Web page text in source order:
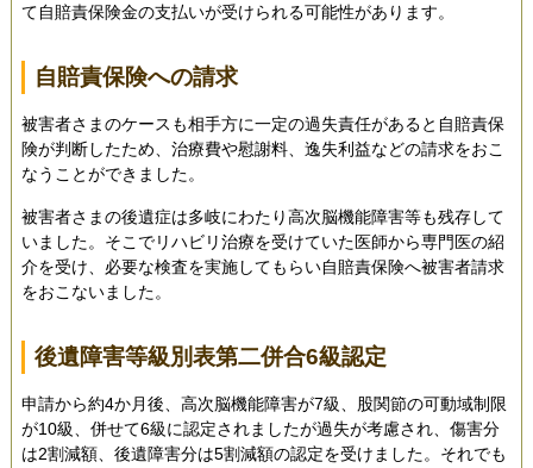
て自賠責保険金の支払いが受けられる可能性があります。
自賠責保険への請求
被害者さまのケースも相手方に一定の過失責任があると自賠責保
険が判断したため、治療費や慰謝料、逸失利益などの請求をおこ
なうことができました。
被害者さまの後遺症は多岐にわたり高次脳機能障害等も残存して
いました。そこでリハビリ治療を受けていた医師から専門医の紹
介を受け、必要な検査を実施してもらい自賠責保険へ被害者請求
をおこないました。
後遺障害等級別表第二併合6級認定
申請から約4か月後、高次脳機能障害が7級、股関節の可動域制限
が10級、併せて6級に認定されましたが過失が考慮され、傷害分
は2割減額、後遺障害分は5割減額の認定を受けました。それでも